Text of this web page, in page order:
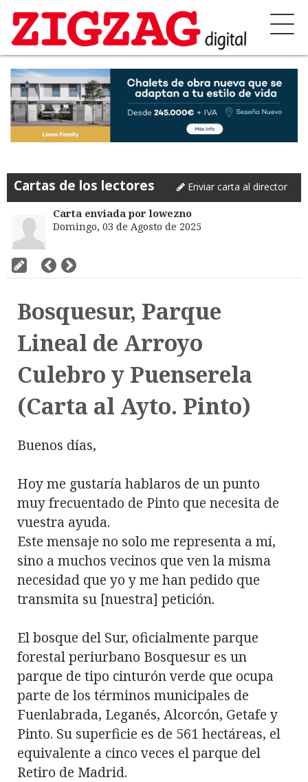
Cartas de los lectores Enviar carta al director
Carta enviada por lowezno
Domingo, 03 de Agosto de 2025
Bosquesur, Parque
Lineal de Arroyo
Culebro y Puenserela
(Carta al Ayto. Pinto)
Buenos días,
Hoy me gustaría hablaros de un punto
muy frecuentado de Pinto que necesita de
vuestra ayuda.
Este mensaje no solo me representa a mí,
sino a muchos vecinos que ven la misma
necesidad que yo y me han pedido que
transmita su [nuestra] petición.
El bosque del Sur, oficialmente parque
forestal periurbano Bosquesur​ es un
parque de tipo cinturón verde que ocupa
parte de los términos municipales de
Fuenlabrada, Leganés, Alcorcón, Getafe y
Pinto. Su superficie es de 561 hectáreas, el
equivalente a cinco veces el parque del
Retiro de Madrid.